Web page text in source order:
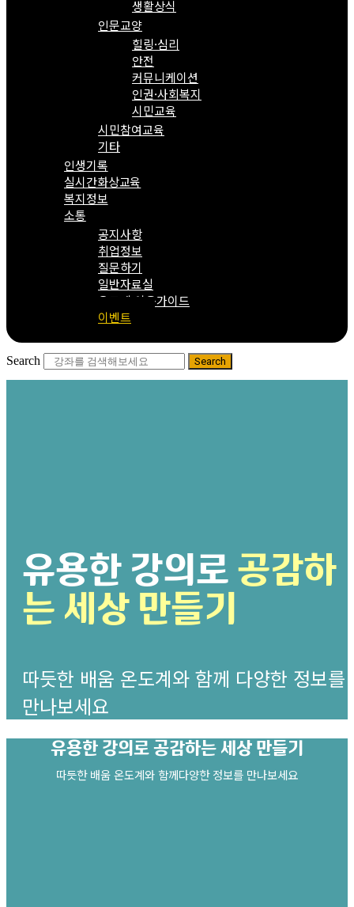
생활상식
인문교양
힐링·심리
안전
커뮤니케이션
인권·사회복지
시민교육
시민참여교육
기타
인생기록
실시간화상교육
복지정보
소통
공지사항
취업정보
질문하기
일반자료실
온도계 이용가이드
이벤트
Search Search
유용한 강의로 공감하
는 세상 만들기
따듯한 배움 온도계와 함께 다양한 정보를
만나보세요
유용한 강의로 공감하는 세상 만들기
따듯한 배움 온도계와 함께다양한 정보를 만나보세요